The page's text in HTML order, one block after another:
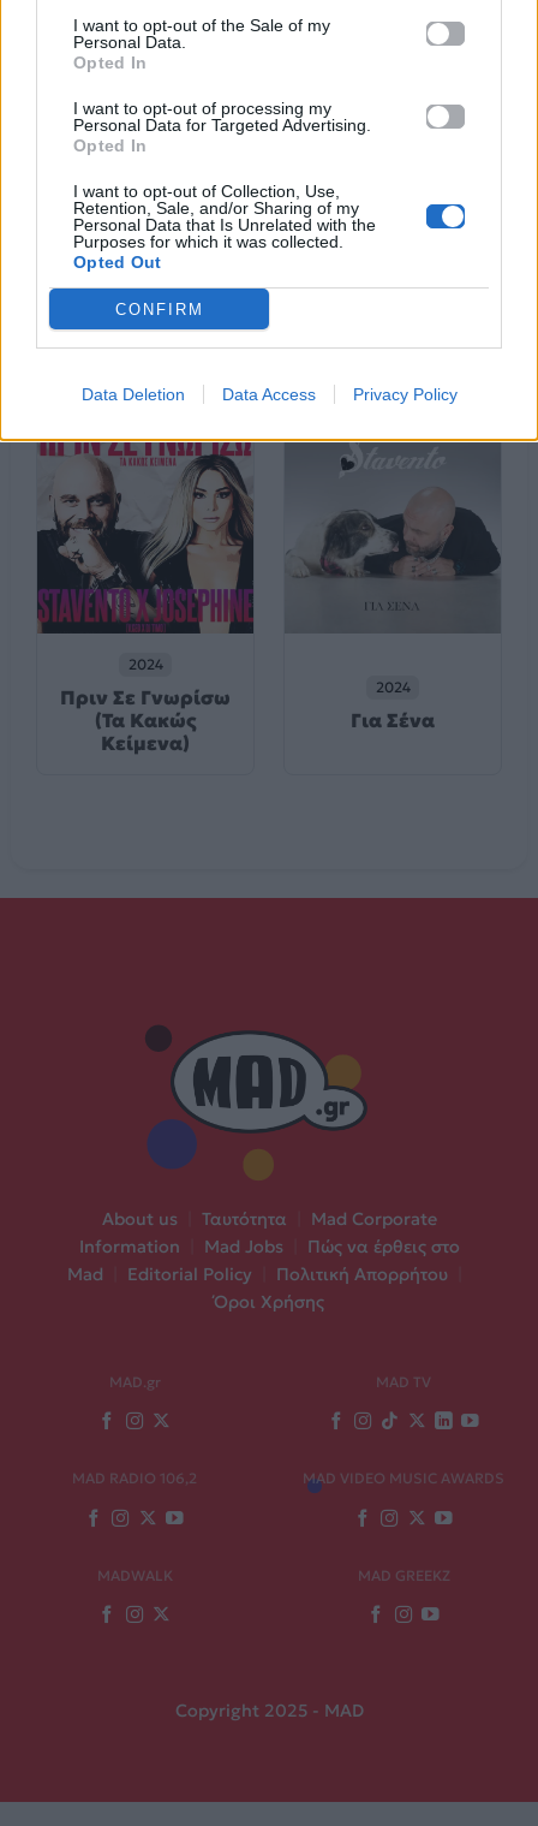
I want to opt-out of the Sale of my
Personal Data.
Opted In
I want to opt-out of processing my
Personal Data for Targeted Advertising.
Opted In
I want to opt-out of Collection, Use,
Retention, Sale, and/or Sharing of my
Personal Data that Is Unrelated with the
Purposes for which it was collected.
Opted Out
CONFIRM
Data Deletion Data Access Privacy Policy
2025
Μονομάχοι Χειρονομίδα
2024
Πριν Σε Γνωρίσω
(Τα Κακώς
Κείμενα)
2024
Για Σένα
About us Ταυτότητα
Mad Corporate
Information
Mad Jobs
Πώς να έρθεις στο
Mad
Editorial Policy Πολιτική Απορρήτου
Όροι Χρήσης
MAD.gr MAD TV
MAD RADIO 106,2 MAD VIDEO MUSIC AWARDS
MADWALK MAD GREEKZ
Copyright 2025 - MAD